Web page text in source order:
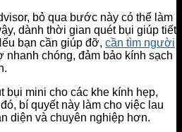
bỏ qua bước này có thể làm
dành thời gian quét bụi giúp tiết
bạn cần giúp đỡ, cần tìm người
nhanh chóng, đảm bảo kính sạch
bụi mini cho các khe kính hẹp,
bí quyết này làm cho việc lau
diện và chuyên nghiệp hơn.